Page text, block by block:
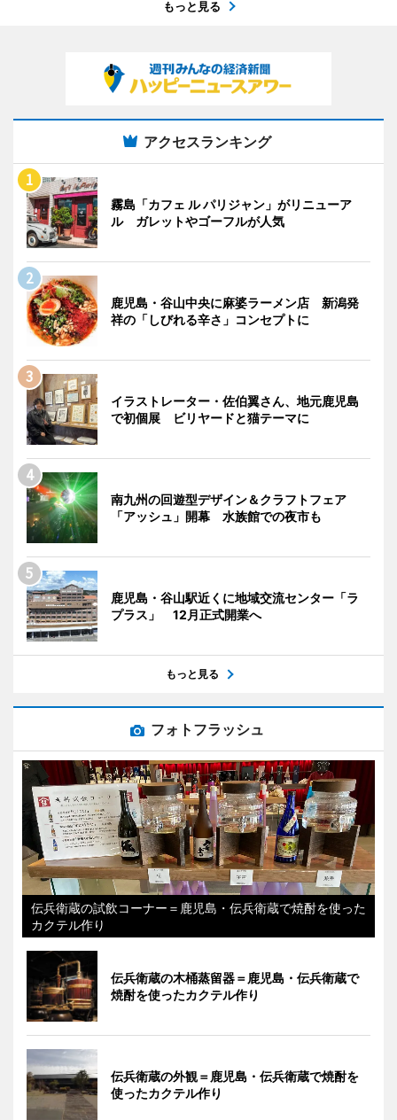
もっと見る
アクセスランキング
霧島「カフェ ル パリジャン」がリニューア
ル ガレットやゴーフルが人気
鹿児島・谷山中央に麻婆ラーメン店 新潟発
祥の「しびれる辛さ」コンセプトに
イラストレーター・佐伯翼さん、地元鹿児島
で初個展 ビリヤードと猫テーマに
南九州の回遊型デザイン＆クラフトフェア
「アッシュ」開幕 水族館での夜市も
鹿児島・谷山駅近くに地域交流センター「ラ
プラス」 12月正式開業へ
もっと見る
フォトフラッシュ
伝兵衛蔵の試飲コーナー＝鹿児島・伝兵衛蔵で焼酎を使った
カクテル作り
伝兵衛蔵の木桶蒸留器＝鹿児島・伝兵衛蔵で
焼酎を使ったカクテル作り
伝兵衛蔵の外観＝鹿児島・伝兵衛蔵で焼酎を
使ったカクテル作り